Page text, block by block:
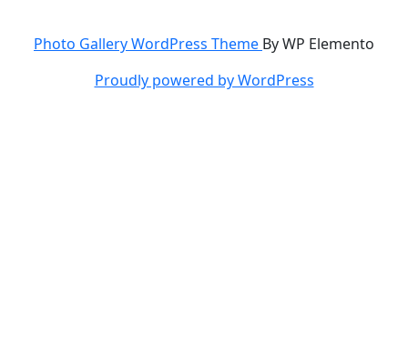
Photo Gallery WordPress Theme By WP Elemento
Proudly powered by WordPress